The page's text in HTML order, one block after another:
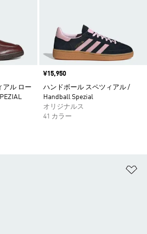
アル ロー
価格
¥15,950
ハンドボール スペツィアル /
Handball Spezial
オリジナルス
41 カラー